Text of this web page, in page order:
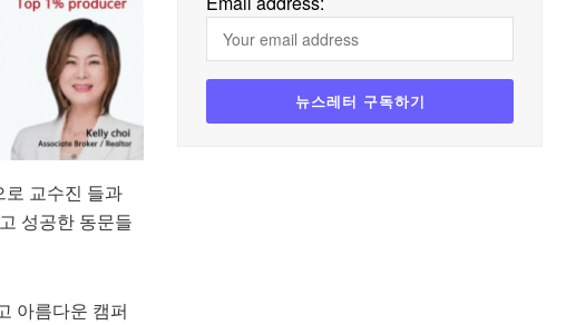
교수진 들과
성공한 동문들
아름다운 캠퍼